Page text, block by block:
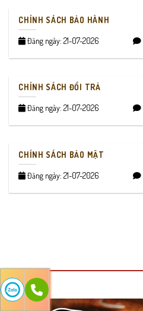
CHÍNH SÁCH BẢO HÀNH
Đăng ngày: 21-07-2026
CHÍNH SÁCH ĐỔI TRẢ
Đăng ngày: 21-07-2026
CHÍNH SÁCH BẢO MẬT
Đăng ngày: 21-07-2026